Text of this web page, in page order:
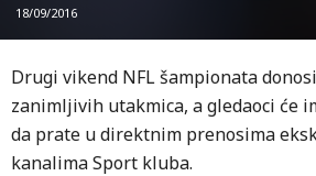
18/09/2016
Drugi vikend NFL šampionata
zanimljivih utakmica, a gledaoci će
da prate u direktnim prenosima
kanalima Sport kluba.